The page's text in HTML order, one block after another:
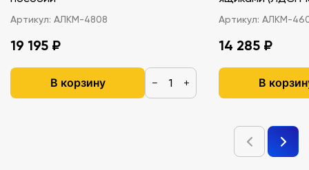
Артикул: АЛКМ-4808
19 195 ₽
В корзину − +
Артикул: АЛКМ-
14 285 ₽
В